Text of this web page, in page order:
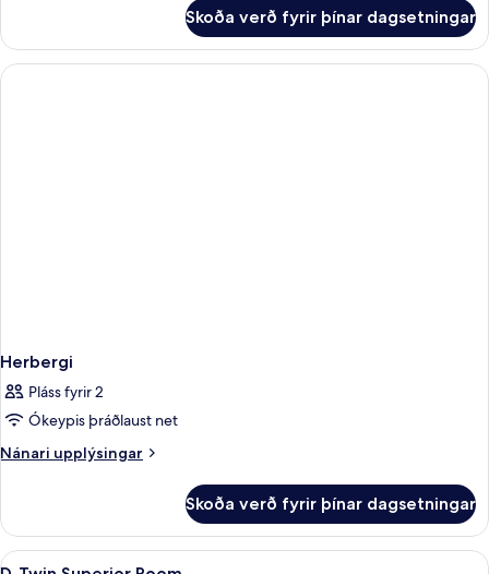
herbergi
Skoða verð fyrir þínar dagsetningar
Herbergi
Pláss fyrir 2
Ókeypis þráðlaust net
Nánari upplýsingar
Nánari
Skoða verð fyrir þínar dagsetningar
Skoða
Rúmföt úr egypskri bómull, rúmföt
4